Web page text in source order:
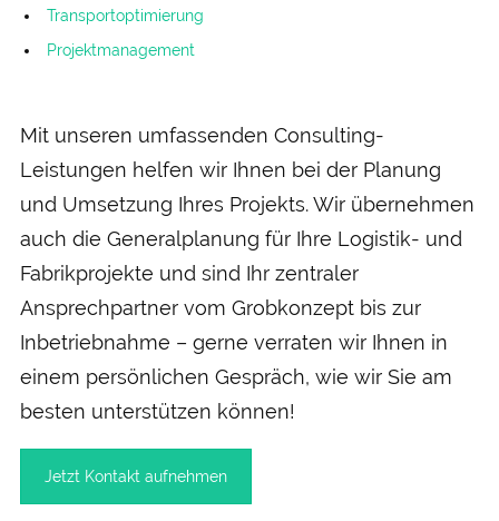
Transport­optimierung
Projekt­management
Mit unseren umfassenden Consulting-
Leistungen helfen wir Ihnen bei der Planung
und Umsetzung Ihres Projekts. Wir übernehmen
auch die Generalplanung für Ihre Logistik- und
Fabrikprojekte und sind Ihr zentraler
Ansprechpartner vom Grobkonzept bis zur
Inbetriebnahme – gerne verraten wir Ihnen in
einem persönlichen Gespräch, wie wir Sie am
besten unterstützen können!
Jetzt Kontakt aufnehmen